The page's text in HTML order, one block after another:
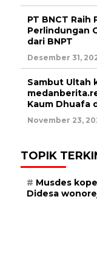
PT BNCT Raih
Perlindungan
dari BNPT
Desember 31,
Sambut Ultah
Kaum Dhuafa
November 23,
TOPIK
Musdes
Didesa